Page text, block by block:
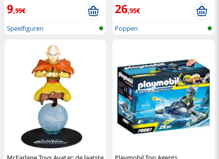
9,99€
Speelfiguren
26,95€
Poppen